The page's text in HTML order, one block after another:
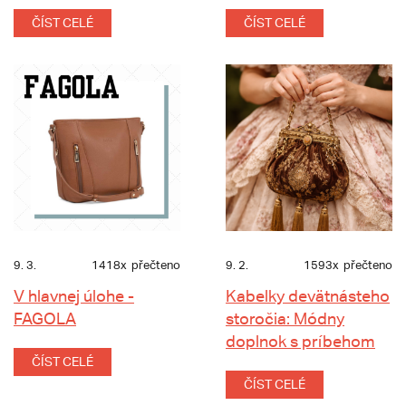
ČÍST CELÉ ČÍST CELÉ
9. 3. 1418x přečteno
V hlavnej úlohe -
FAGOLA
ČÍST CELÉ
9. 2. 1593x přečteno
Kabelky devätnásteho
storočia: Módny
doplnok s príbehom
ČÍST CELÉ